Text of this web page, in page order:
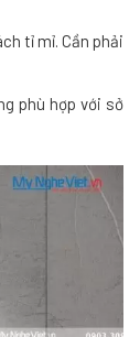
tỉ mỉ. Cần phải
phù hợp với sở